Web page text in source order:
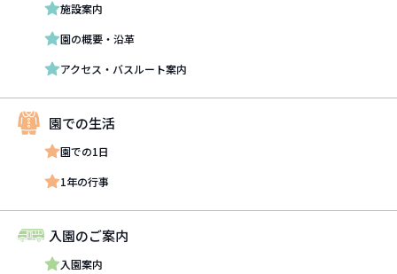
施設案内
園の概要・沿革
アクセス・バスルート案内
園での生活
園での1日
1年の行事
入園のご案内
入園案内